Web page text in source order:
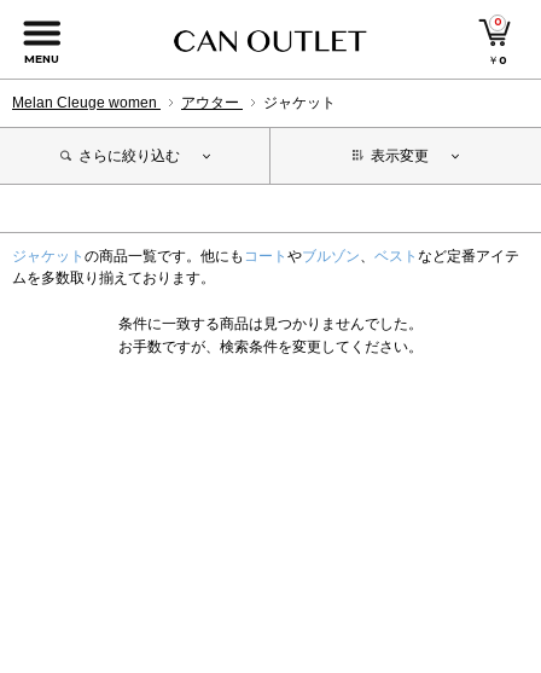
MENU
0
￥0
Melan Cleuge women アウター ジャケット
さらに絞り込む 表示変更
ジャケット の商品一覧です。他にも コート やブルゾン、 ベスト など定番アイテ
ムを多数取り揃えております。
条件に一致する商品は見つかりませんでした。
お手数ですが、検索条件を変更してください。